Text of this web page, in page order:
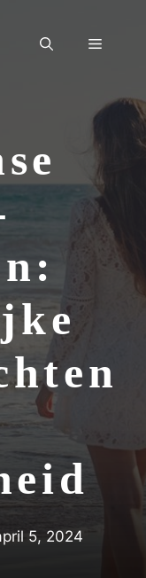
Menu
5, 2024